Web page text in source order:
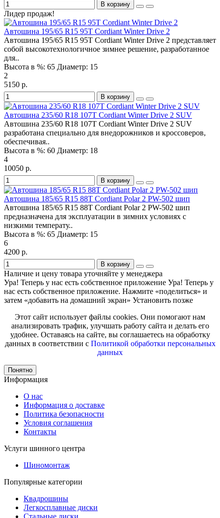
В корзину
Лидер продаж!
Автошина 195/65 R15 95T Cordiant Winter Drive 2
Автошина 195/65 R15 95T Cordiant Winter Drive 2 представляет
собой высокотехнологичное зимнее решение, разработанное
для..
Высота в %: 65 Диаметр: 15
2
5150 р.
В корзину
Автошина 235/60 R18 107T Cordiant Winter Drive 2 SUV
Автошина 235/60 R18 107T Cordiant Winter Drive 2 SUV
разработана специально для внедорожников и кроссоверов,
обеспечивая..
Высота в %: 60 Диаметр: 18
4
10050 р.
В корзину
Автошина 185/65 R15 88T Cordiant Polar 2 PW-502 шип
Автошина 185/65 R15 88T Cordiant Polar 2 PW-502 шип
предназначена для эксплуатации в зимних условиях с
низкими температу..
Высота в %: 65 Диаметр: 15
6
4200 р.
В корзину
Наличие и цену товара уточняйте у менеджера
Ура! Теперь у нас есть собственное приложение Ура! Теперь у
нас есть собственное приложение. Нажмите «поделиться» и
затем «добавить на домашний экран» Установить позже
Этот сайт использует файлы cookies. Они помогают нам
анализировать трафик, улучшать работу сайта и делать его
удобнее. Оставаясь на сайте, вы соглашаетесь на обработку
данных в соответствии с Политикой обработки персональных
данных
Понятно
Информация
О нас
Информация о доставке
Политика безопасности
Условия соглашения
Контакты
Услуги шинного центра
Шиномонтаж
Популярные категории
Квадрошины
Легкосплавные диски